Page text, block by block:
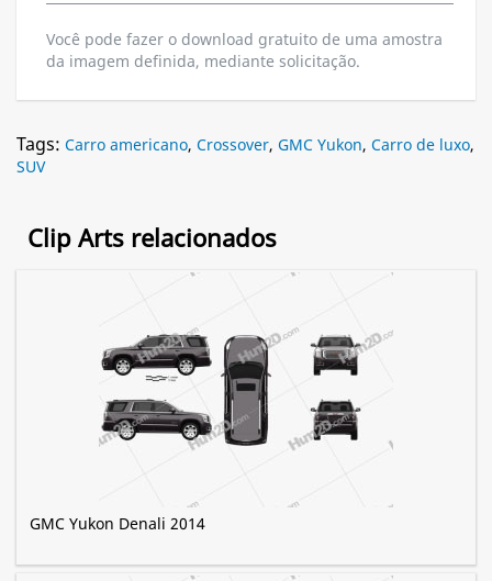
Você pode fazer o download gratuito de uma amostra
da imagem definida, mediante solicitação.
Tags: Carro americano, Crossover, GMC Yukon, Carro de luxo,
SUV
Clip Arts relacionados
GMC Yukon Denali 2014